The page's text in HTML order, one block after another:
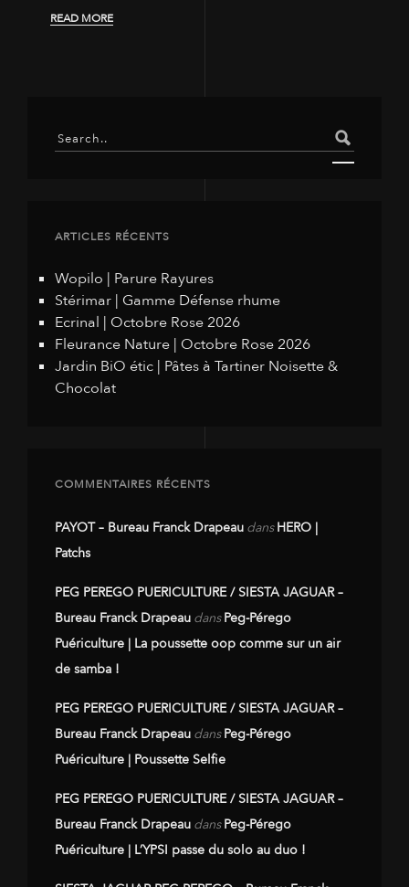
READ MORE
ARTICLES RÉCENTS
Wopilo | Parure Rayures
Stérimar | Gamme Défense rhume
Ecrinal | Octobre Rose 2026
Fleurance Nature | Octobre Rose 2026
Jardin BiO étic | Pâtes à Tartiner Noisette &
Chocolat
COMMENTAIRES RÉCENTS
PAYOT – Bureau Franck Drapeau dansHERO |
Patchs
PEG PEREGO PUERICULTURE / SIESTA JAGUAR –
Bureau Franck Drapeau dansPeg-Pérego
Puériculture | La poussette oop comme sur un air
de samba !
PEG PEREGO PUERICULTURE / SIESTA JAGUAR –
Bureau Franck Drapeau dansPeg-Pérego
Puériculture | Poussette Selfie
PEG PEREGO PUERICULTURE / SIESTA JAGUAR –
Bureau Franck Drapeau dansPeg-Pérego
Puériculture | L’YPSI passe du solo au duo !